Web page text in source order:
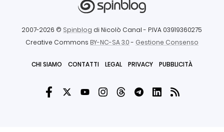
2007-2026 © Spinblog di Nicolò Canal - P.IVA 03919360275
Creative Commons BY-NC-SA 3.0- Gestione Consenso
CHI SIAMO CONTATTI LEGAL PRIVACY PUBBLICITÀ